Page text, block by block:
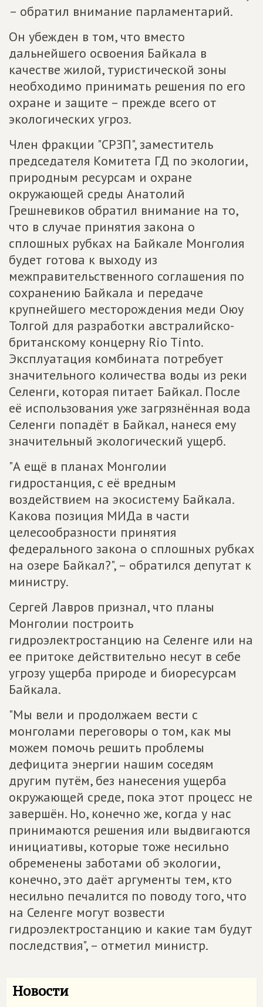
– обратил внимание парламентарий.
Он убежден в том, что вместо
дальнейшего освоения Байкала в
качестве жилой, туристической зоны
необходимо принимать решения по его
охране и защите – прежде всего от
экологических угроз.
Член фракции "СРЗП", заместитель
председателя Комитета ГД по экологии,
природным ресурсам и охране
окружающей среды Анатолий
Грешневиков обратил внимание на то,
что в случае принятия закона о
сплошных рубках на Байкале Монголия
будет готова к выходу из
межправительственного соглашения по
сохранению Байкала и передаче
крупнейшего месторождения меди Оюу
Толгой для разработки австралийско-
британскому концерну Rio Tinto.
Эксплуатация комбината потребует
значительного количества воды из реки
Селенги, которая питает Байкал. После
её использования уже загрязнённая вода
Селенги попадёт в Байкал, нанеся ему
значительный экологический ущерб.
"А ещё в планах Монголии
гидростанция, с её вредным
воздействием на экосистему Байкала.
Какова позиция МИДа в части
целесообразности принятия
федерального закона о сплошных рубках
на озере Байкал?", – обратился депутат к
министру.
Сергей Лавров признал, что планы
Монголии построить
гидроэлектростанцию на Селенге или на
ее притоке действительно несут в себе
угрозу ущерба природе и биоресурсам
Байкала.
"Мы вели и продолжаем вести с
монголами переговоры о том, как мы
можем помочь решить проблемы
дефицита энергии нашим соседям
другим путём, без нанесения ущерба
окружающей среде, пока этот процесс не
завершён. Но, конечно же, когда у нас
принимаются решения или выдвигаются
инициативы, которые тоже несильно
обременены заботами об экологии,
конечно, это даёт аргументы тем, кто
несильно печалится по поводу того, что
на Селенге могут возвести
гидроэлектростанцию и какие там будут
последствия", – отметил министр.
Новости